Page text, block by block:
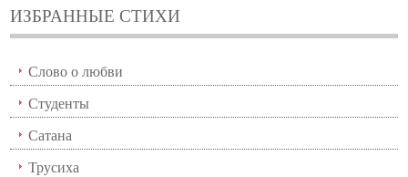
ИЗБРАННЫЕ СТИХИ
Слово о любви
Студенты
Сатана
Трусиха